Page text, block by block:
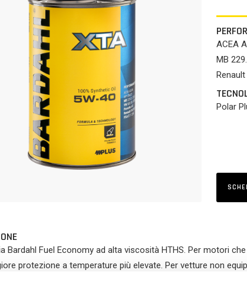
ACEA
MB
Polar
Bardahl Fuel Economy ad alta viscosità HTHS. Per motori
protezione a temperature più elevate. Per vetture non